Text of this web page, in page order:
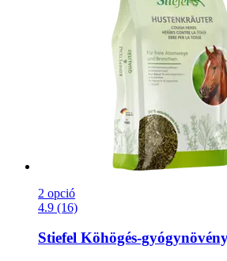
2 opció
4.9 (16)
Stiefel Köhögés-​